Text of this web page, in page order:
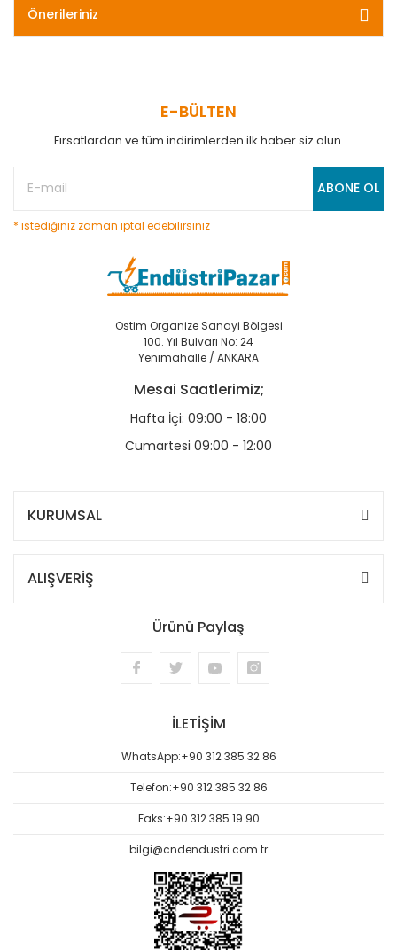
Önerileriniz
E-BÜLTEN
Fırsatlardan ve tüm indirimlerden ilk haber siz olun.
ABONE OL
* istediğiniz zaman iptal edebilirsiniz
Ostim Organize Sanayi Bölgesi
100. Yıl Bulvarı No: 24
Yenimahalle / ANKARA
Mesai Saatlerimiz;
Hafta İçi: 09:00 - 18:00
Cumartesi 09:00 - 12:00
KURUMSAL
ALIŞVERİŞ
Ürünü Paylaş
İLETİŞİM
WhatsApp:+90 312 385 32 86
Telefon:+90 312 385 32 86
Faks:+90 312 385 19 90
bilgi@cndendustri.com.tr